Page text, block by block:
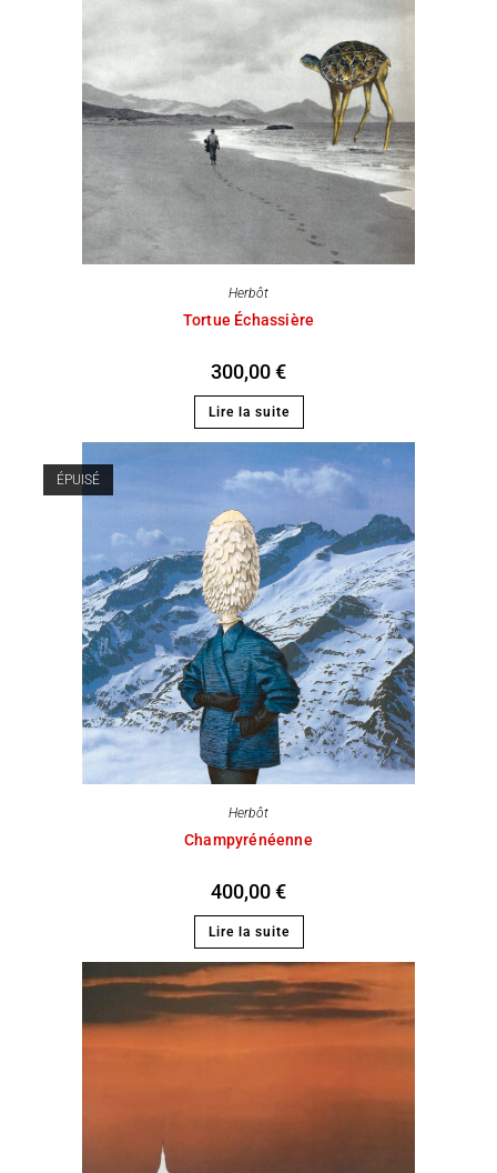
Herbôt
Tortue Échassière
300,00€
Lire la suite
ÉPUISÉ
Herbôt
Champyrénéenne
400,00€
Lire la suite